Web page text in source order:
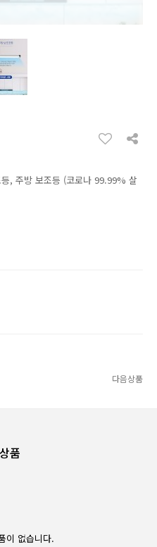
, 주방 보조등 (코로나 99.99% 살
다음상품
품
이 없습니다.